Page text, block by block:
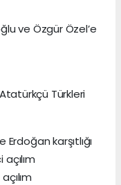
ve Özgür Özel’e
Türkleri
karşıtlığı